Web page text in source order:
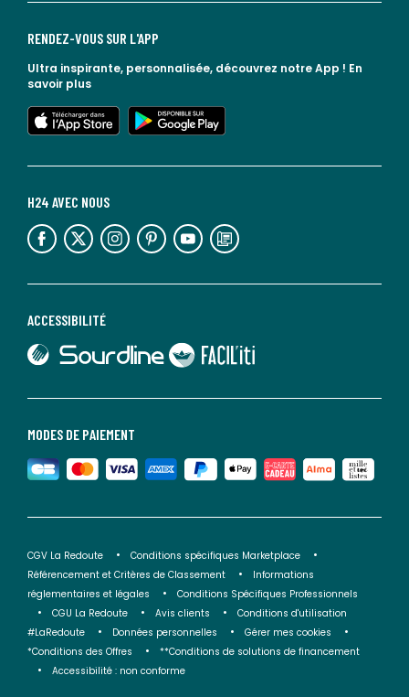
MODES DE PAIEMENT
ACCESSIBILITÉ
lien vers Sourdline
lien vers Faciliti
H24 AVEC NOUS
lien vers l'espace réseaux sociaux lien vers l'espace réseaux sociaux lien vers l'espace réseaux sociaux lien vers l'espace réseaux sociaux lien vers l'espace réseaux sociaux lien vers le blog la redoute
RENDEZ-VOUS SUR L'APP
Ultra inspirante, personnalisée, découvrez notre App ! En
savoir plus
lien vers l'app store
lien vers google play
CGV La Redoute
Conditions spécifiques Marketplace
Référencement et Critères de Classement
Informations
réglementaires et légales
Conditions Spécifiques Professionnels
CGU La Redoute
Avis clients
Conditions d'utilisation
#LaRedoute
Données personnelles
Gérer mes cookies
*Conditions des Offres
**Conditions de solutions de financement
Accessibilité : non conforme